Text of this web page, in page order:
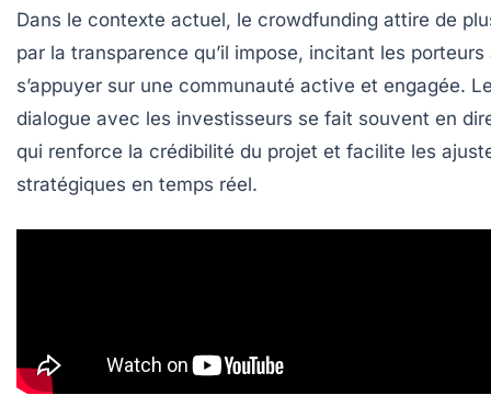
Dans le contexte actuel, le crowdfunding attire de
par la transparence qu’il impose, incitant les porteurs
s’appuyer sur une communauté active et engagée.
dialogue avec les investisseurs se fait souvent en
qui renforce la crédibilité du projet et facilite les
stratégiques en temps réel.